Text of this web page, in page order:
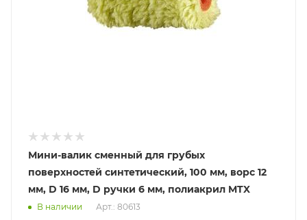
Мини-валик сменный для грубых
поверхностей синтетический, 100 мм, ворс 12
мм, D 16 мм, D ручки 6 мм, полиакрил MTX
В наличии Арт.: 80613